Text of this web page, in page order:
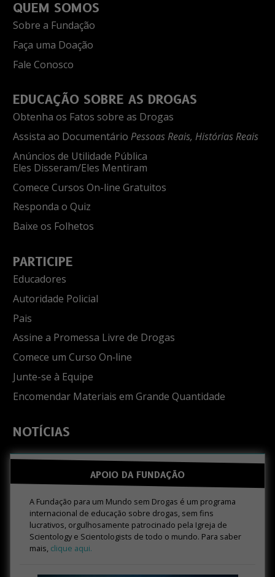
QUEM SOMOS
Sobre a Fundação
Faça uma Doação
Fale Conosco
EDUCAÇÃO SOBRE AS DROGAS
Obtenha os Fatos sobre as Drogas
Assista ao Documentário Pessoas Reais, Histórias Reais
Anúncios de Utilidade Pública
Eles Disseram/Eles Mentiram
Comece Cursos On-line Gratuitos
Responda o Quiz
Baixe os Folhetos
PARTICIPE
Educadores
Autoridade Policial
Pais
Assine a Promessa Livre de Drogas
Comece um Curso On‑line
Junte-se à Equipe
Encomendar Materiais em Grande Quantidade
NOTÍCIAS
APOIO DA FUNDAÇÃO
A Fundação para um Mundo sem Drogas é um programa
internacional de educação sobre drogas, sem fins
lucrativos, orgulhosamente patrocinado pela Igreja de
Scientology e Scientologists de todo o mundo. Para saber
mais, clique aqui.